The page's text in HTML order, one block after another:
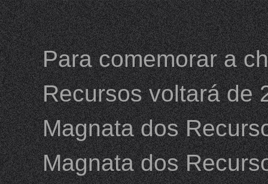
Para comemorar a
Recursos voltará de
Magnata dos
Magnata dos